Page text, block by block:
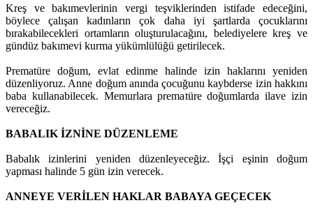
Kreş ve bakımevlerinin vergi teşviklerinden istifade edeceğini,
böylece çalışan kadınların çok daha iyi şartlarda çocuklarını
bırakabilecekleri ortamların oluşturulacağını, belediyelere kreş ve
gündüz bakımevi kurma yükümlülüğü getirilecek.
Prematüre doğum, evlat edinme halinde izin haklarını yeniden
düzenliyoruz. Anne doğum anında çocuğunu kaybderse izin hakkını
baba kullanabilecek. Memurlara prematüre doğumlarda ilave izin
vereceğiz.
BABALIK İZNİNE DÜZENLEME
Babalık izinlerini yeniden düzenleyeceğiz. İşçi eşinin doğum
yapması halinde 5 gün izin verecek.
ANNEYE VERİLEN HAKLAR BABAYA GEÇECEK